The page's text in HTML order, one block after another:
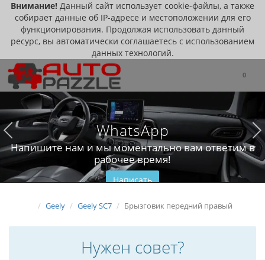
Внимание! Данный сайт использует cookie-файлы, а также
собирает данные об IP-адресе и местоположении для его
функционирования. Продолжая использовать данный
ресурс, вы автоматически соглашаетесь с использованием
данных технологий.
0
WhatsApp
Напишите нам и мы моментально вам ответим в
рабочее время!
Написать
Geely Geely SC7 Брызговик передний правый
Нужен совет?